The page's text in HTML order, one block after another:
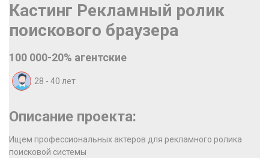
Кастинг Рекламный ролик
поискового браузера
100 000-20% агентские
28 - 40 лет
Описание проекта:
Ищем профессиональных актеров для рекламного ролика
поисковой системы